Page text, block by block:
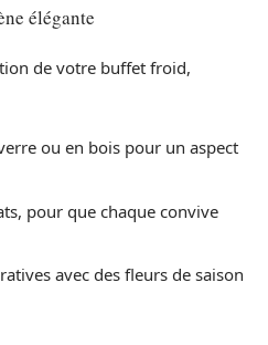
élégante
de votre buffet froid,
ou en bois pour un aspect
pour que chaque convive
avec des fleurs de saison